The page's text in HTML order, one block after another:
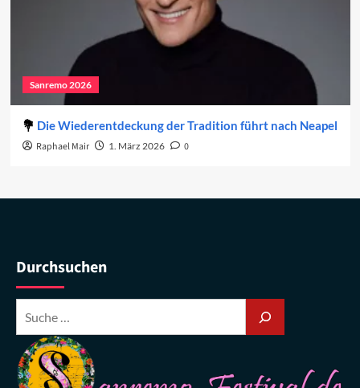
Sanremo 2026
Die Wiederentdeckung der Tradition führt nach Neapel
Raphael Mair 1. März 2026 0
Durchsuchen